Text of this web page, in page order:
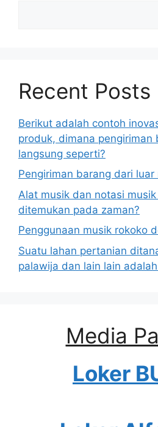
Recent Posts
Berikut adalah contoh
produk, dimana pengiriman
langsung seperti?
Pengiriman barang dari
Alat musik dan notasi
ditemukan pada zaman?
Penggunaan musik rokoko
Suatu lahan pertanian
palawija dan lain lain
Media
Loker